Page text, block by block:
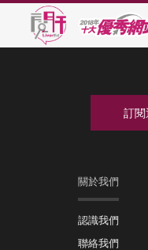
關於我們
認識我們
聯絡我們